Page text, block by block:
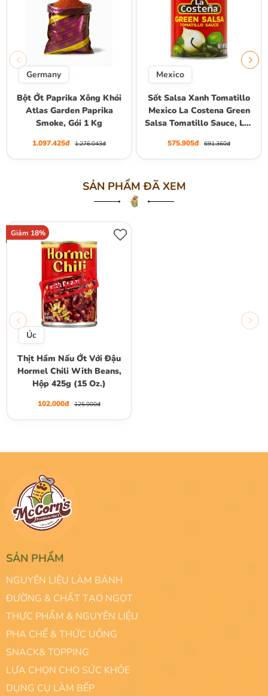
Germany
Bột Ớt Paprika Xông Khói
Atlas Garden Paprika
Smoke, Gói 1 Kg
1.097.425đ 1.276.043đ
Mexico
Sốt Salsa Xanh Tomatillo
Mexico La Costena Green
Salsa Tomatillo Sauce, Lon
575.905đ 691.360đ
SẢN PHẨM ĐÃ XEM
Giảm 18%
Úc
Thịt Hầm Nấu Ớt Với Đậu
Hormel Chili With Beans,
Hộp 425g (15 Oz.)
102.000đ 125.000đ
SẢN PHẨM
NGUYÊN LIỆU LÀM BÁNH
ĐƯỜNG & CHẤT TẠO NGỌT
THỰC PHẨM & NGUYÊN LIỆU
PHA CHẾ & THỨC UỐNG
SNACK& TOPPING
LỰA CHỌN CHO SỨC KHỎE
DỤNG CỤ LÀM BẾP